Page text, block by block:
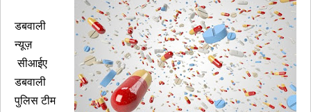
डबवाली
न्यूज़
सीआईए
डबवाली
पुलिस टीम